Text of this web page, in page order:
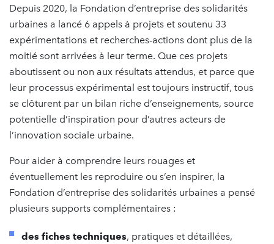
Depuis 2020, la Fondation d’entreprise des solidarités
urbaines a lancé 6 appels à projets et soutenu 33
expérimentations et recherches-actions dont plus de la
moitié sont arrivées à leur terme. Que ces projets
aboutissent ou non aux résultats attendus, et parce que
leur processus expérimental est toujours instructif, tous
se clôturent par un bilan riche d’enseignements, source
potentielle d’inspiration pour d’autres acteurs de
l’innovation sociale urbaine.
Pour aider à comprendre leurs rouages et
éventuellement les reproduire ou s’en inspirer, la
Fondation d’entreprise des solidarités urbaines a pensé
plusieurs supports complémentaires :
des fiches techniques, pratiques et détaillées,